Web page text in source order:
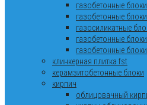
газобетонные
газобетонные
газосиликатные
газобетонные
газобетонные
клинкерная плитка fst
керамзитобетонные блоки
кирпич
облицовачный